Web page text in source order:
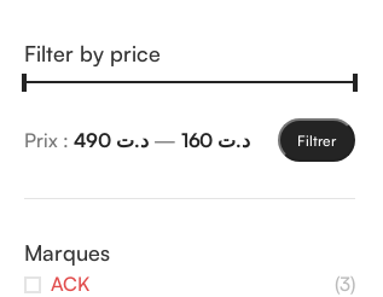
Filter by price
Filtrer
Prix : د.ت 160 — د.ت 490
Marques
ACK
(3)